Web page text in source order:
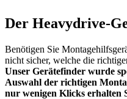
Der Heavydrive-
Benötigen Sie
nicht sicher, welche die
Unser Gerätefinder wurde
Auswahl der richtigen
nur wenigen Klicks erhalten